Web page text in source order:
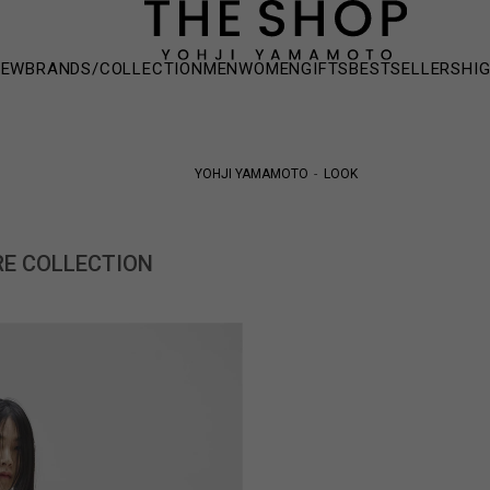
BRANDS/COLLECTIONMENWOMENGIFTSBESTSELLERS
YOHJI YAMAMOTO LOOK
COLLECTION